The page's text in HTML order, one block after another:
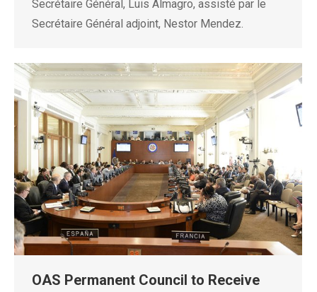
Secrétaire Général, Luis Almagro, assisté par le
Secrétaire Général adjoint, Nestor Mendez.
OAS Permanent Council to Receive